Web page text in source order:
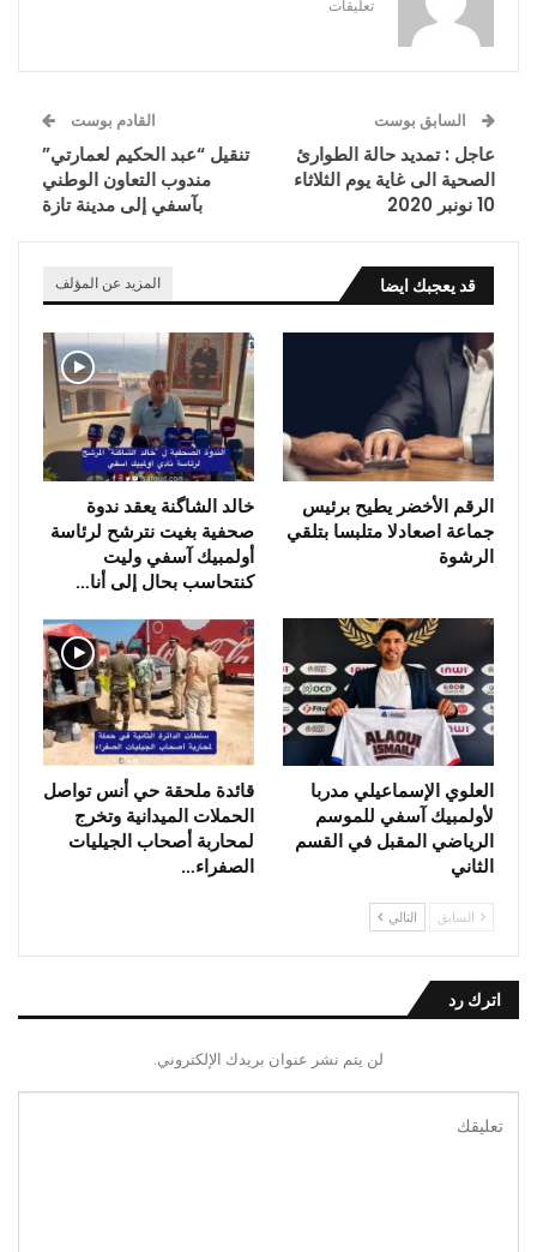
تعليقات
السابق بوست
عاجل : تمديد حالة الطوارئ
الصحية الى غاية يوم الثلاثاء
10 نونبر 2020
القادم بوست
تنقيل “عبد الحكيم لعمارتي”
مندوب التعاون الوطني
بآسفي إلى مدينة تازة
قد يعجبك ايضا المزيد عن المؤلف
الرقم الأخضر يطيح برئيس
جماعة اصعادلا متلبسا بتلقي
الرشوة
خالد الشاگنة يعقد ندوة
صحفية بغيت نترشح لرئاسة
أولمبيك آسفي وليت
كنتحاسب بحال إلى أنا…
العلوي الإسماعيلي مدربا
لأولمبيك آسفي للموسم
الرياضي المقبل في القسم
الثاني
قائدة ملحقة حي أنس تواصل
الحملات الميدانية وتخرج
لمحاربة أصحاب الجيليات
الصفراء…
السابق التالي
اترك رد
لن يتم نشر عنوان بريدك الإلكتروني.